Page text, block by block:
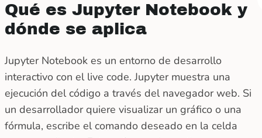
Qué es Jupyter Notebook y
dónde se aplica
Jupyter Notebook es un entorno de desarrollo
interactivo con el live code. Jupyter muestra una
ejecución del código a través del navegador web. Si
un desarrollador quiere visualizar un gráfico o una
fórmula, escribe el comando deseado en la celda